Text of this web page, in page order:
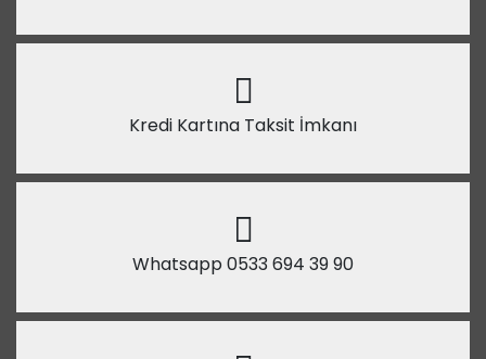
Kredi Kartına Taksit İmkanı
Whatsapp 0533 694 39 90